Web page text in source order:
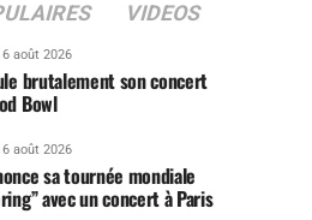
VIDEOS
6 août 2026
brutalement son concert
Bowl
6 août 2026
sa tournée mondiale
avec un concert à Paris